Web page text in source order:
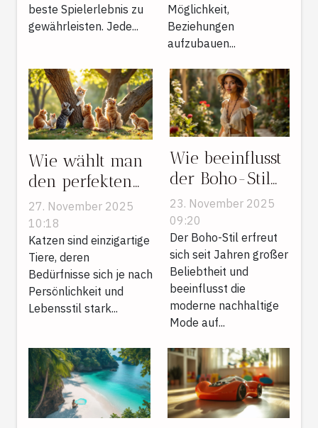
beste Spielerlebnis zu
gewährleisten. Jede...
Möglichkeit,
Beziehungen
aufzubauen...
Wie wählt man
den perfekten
Kratzbaum für
unterschiedliche
Katzentypen?
27. November 2025
10:18
Katzen sind einzigartige
Tiere, deren
Bedürfnisse sich je nach
Persönlichkeit und
Lebensstil stark...
Wie beeinflusst
der Boho-Stil
moderne
nachhaltige
Mode?
23. November 2025
09:20
Der Boho-Stil erfreut
sich seit Jahren großer
Beliebtheit und
beeinflusst die
moderne nachhaltige
Mode auf...